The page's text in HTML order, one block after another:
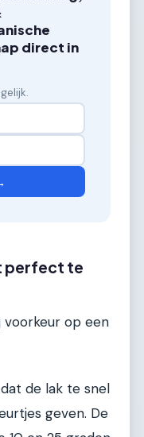
direct in
perfect te
voorkeur op een
de lak te snel
geven. De